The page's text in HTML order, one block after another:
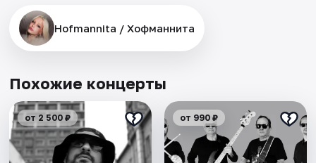
Hofmannita / Хофманнита
Похожие концерты
от 2 500 ₽ от 990 ₽